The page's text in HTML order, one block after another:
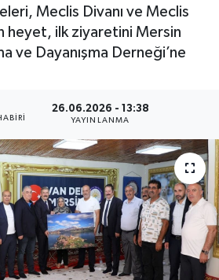
Meclis Divanı ve Meclis
heyet, ilk ziyaretini Mersin
ve Dayanışma Derneği’ne
26.06.2026 - 13:38
YAYINLANMA